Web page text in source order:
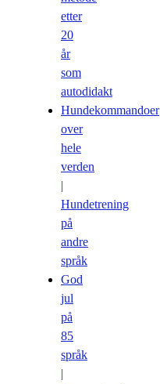
etter
20
år
som
autodidakt
Hundekommandoer
over
hele
verden
|
Hundetrening
på
andre
språk
God
jul
på
85
språk
|